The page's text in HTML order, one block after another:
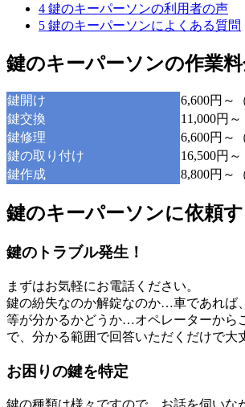
4 鍵のキーパーソンの利用者の声
5 鍵のキーパーソンによくある質問
鍵のキーパーソンの作業
鍵開け
6,600円～
鍵交換
11,000円～
鍵修理
6,600円～
鍵の取り付け
16,500円～
鍵作成
8,800円～
鍵のキーパーソンに依頼
鍵のトラブル発生！
まずはお気軽にお電話ください。
鍵の紛失なのか解錠なのか…車であれば
等が分かるかどうか…オペレーターから
で、分かる範囲で回答いただくだけで大
お困りの鍵を特定